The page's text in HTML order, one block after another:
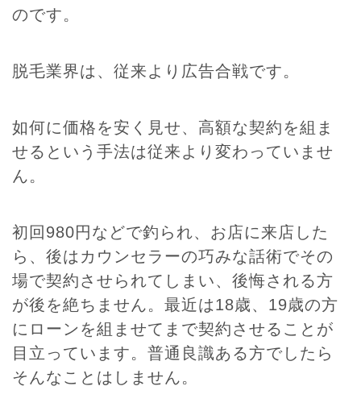
のです。
脱毛業界は、従来より広告合戦です。
如何に価格を安く見せ、高額な契約を組ま
せるという手法は従来より変わっていませ
ん。
初回980円などで釣られ、お店に来店した
ら、後はカウンセラーの巧みな話術でその
場で契約させられてしまい、後悔される方
が後を絶ちません。最近は18歳、19歳の方
にローンを組ませてまで契約させることが
目立っています。普通良識ある方でしたら
そんなことはしません。